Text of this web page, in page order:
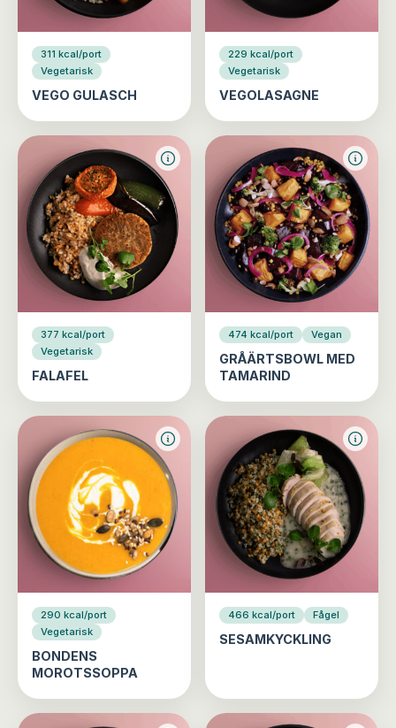
311 kcal/port
Vegetarisk
VEGO GULASCH
229 kcal/port
Vegetarisk
VEGOLASAGNE
377 kcal/port
Vegetarisk
FALAFEL
474 kcal/port Vegan
GRÅÄRTSBOWL MED
TAMARIND
290 kcal/port
Vegetarisk
BONDENS
MOROTSSOPPA
466 kcal/port Fågel
SESAMKYCKLING